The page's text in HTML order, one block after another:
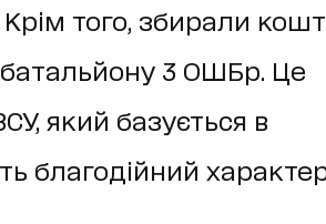
того, збирали
3 ОШБр. Це
який базується в
благодійний